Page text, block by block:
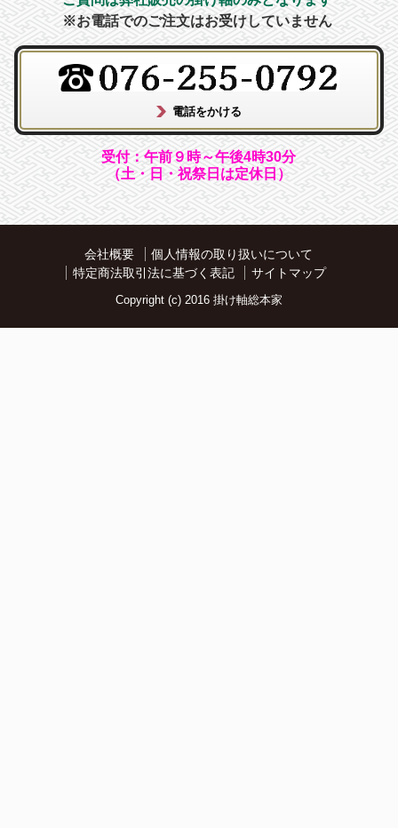
※お電話でのご注文はお受けしていません
受付：午前９時～午後4時30分
（土・日・祝祭日は定休日）
会社概要
個人情報の取り扱いについて
特定商法取引法に基づく表記
サイトマップ
Copyright (c) 2016 掛け軸総本家